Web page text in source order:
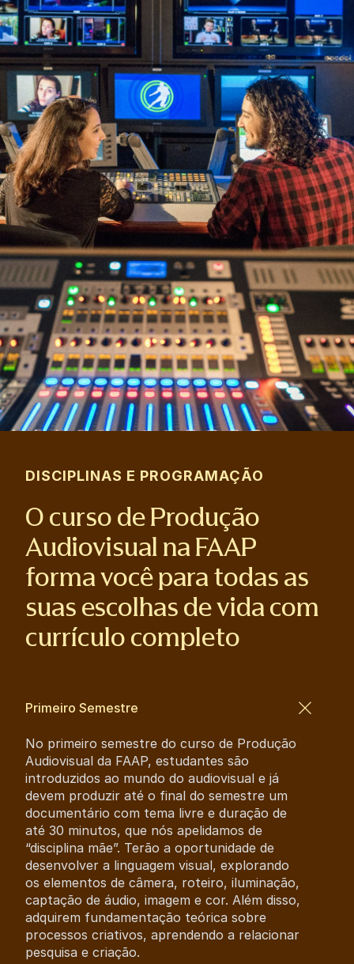
DISCIPLINAS E PROGRAMAÇÃO
O curso de Produção
Audiovisual na FAAP
forma você para todas as
suas escolhas de vida com
currículo completo
Primeiro Semestre
No primeiro semestre do curso de Produção
Audiovisual da FAAP, estudantes são
introduzidos ao mundo do audiovisual e já
devem produzir até o final do semestre um
documentário com tema livre e duração de
até 30 minutos, que nós apelidamos de
“disciplina mãe”. Terão a oportunidade de
desenvolver a linguagem visual, explorando
os elementos de câmera, roteiro, iluminação,
captação de áudio, imagem e cor. Além disso,
adquirem fundamentação teórica sobre
processos criativos, aprendendo a relacionar
pesquisa e criação.